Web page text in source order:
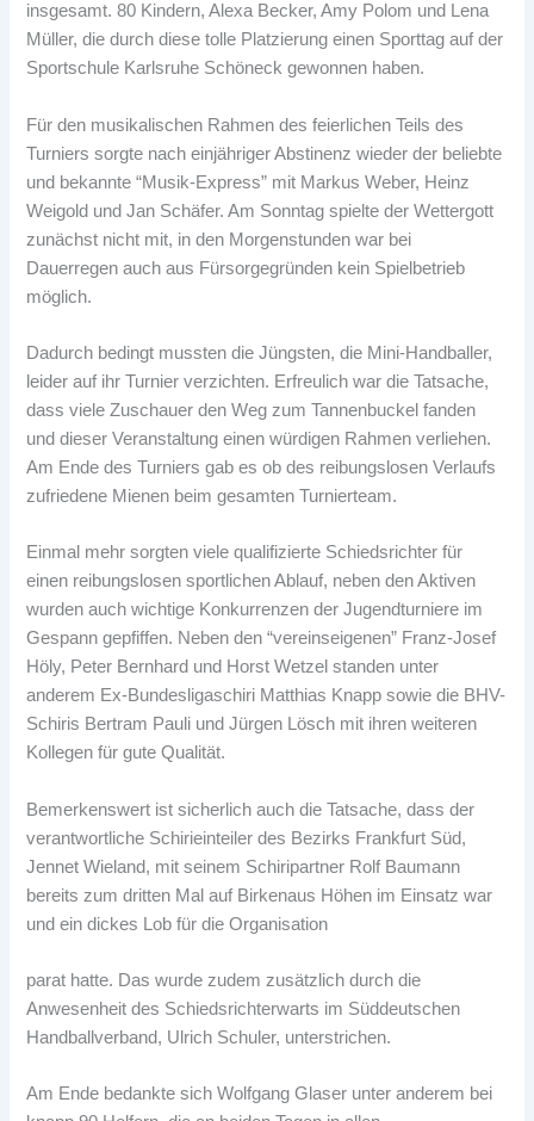
insgesamt. 80 Kindern, Alexa Becker, Amy Polom und Lena
Müller, die durch diese tolle Platzierung einen Sporttag auf der
Sportschule Karlsruhe Schöneck gewonnen haben.
Für den musikalischen Rahmen des feierlichen Teils des
Turniers sorgte nach einjähriger Abstinenz wieder der beliebte
und bekannte “Musik-Express” mit Markus Weber, Heinz
Weigold und Jan Schäfer. Am Sonntag spielte der Wettergott
zunächst nicht mit, in den Morgenstunden war bei
Dauerregen auch aus Fürsorgegründen kein Spielbetrieb
möglich.
Dadurch bedingt mussten die Jüngsten, die Mini-Handballer,
leider auf ihr Turnier verzichten. Erfreulich war die Tatsache,
dass viele Zuschauer den Weg zum Tannenbuckel fanden
und dieser Veranstaltung einen würdigen Rahmen verliehen.
Am Ende des Turniers gab es ob des reibungslosen Verlaufs
zufriedene Mienen beim gesamten Turnierteam.
Einmal mehr sorgten viele qualifizierte Schiedsrichter für
einen reibungslosen sportlichen Ablauf, neben den Aktiven
wurden auch wichtige Konkurrenzen der Jugendturniere im
Gespann gepfiffen. Neben den “vereinseigenen” Franz-Josef
Höly, Peter Bernhard und Horst Wetzel standen unter
anderem Ex-Bundesligaschiri Matthias Knapp sowie die BHV-
Schiris Bertram Pauli und Jürgen Lösch mit ihren weiteren
Kollegen für gute Qualität.
Bemerkenswert ist sicherlich auch die Tatsache, dass der
verantwortliche Schirieinteiler des Bezirks Frankfurt Süd,
Jennet Wieland, mit seinem Schiripartner Rolf Baumann
bereits zum dritten Mal auf Birkenaus Höhen im Einsatz war
und ein dickes Lob für die Organisation
parat hatte. Das wurde zudem zusätzlich durch die
Anwesenheit des Schiedsrichterwarts im Süddeutschen
Handballverband, Ulrich Schuler, unterstrichen.
Am Ende bedankte sich Wolfgang Glaser unter anderem bei